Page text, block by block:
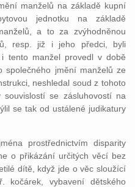
manželů na základě kupní
jednotku na základě
a to za zvýhodněnou
resp. již i jeho předci, byli
tento manžel provedl v době
společného jmění manželů ze
neshledal soud z tohoto
se zásluhovostí na
se tak od ustálené judikatury
prostřednictvím disparity
o přikázání určitých věcí bez
dítě, když jde o věc sloužící
kočárek, vybavení dětského